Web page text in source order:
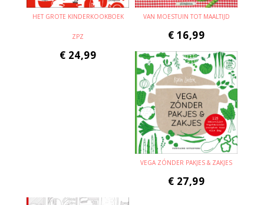
HET GROTE KINDERKOOKBOEK
ZPZ
€ 24,99
VAN MOESTUIN TOT MAALTIJD
€ 16,99
VEGA ZÓNDER PAKJES & ZAKJES
€ 27,99